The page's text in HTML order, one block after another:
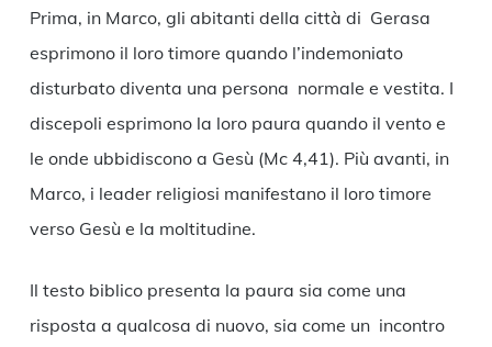
Prima, in Marco, gli abitanti della città di Gerasa
esprimono il loro timore quando l’indemoniato
disturbato diventa una persona normale e vestita. I
discepoli esprimono la loro paura quando il vento e
le onde ubbidiscono a Gesù (Mc 4,41). Più avanti, in
Marco, i leader religiosi manifestano il loro timore
verso Gesù e la moltitudine.
Il testo biblico presenta la paura sia come una
risposta a qualcosa di nuovo, sia come un incontro